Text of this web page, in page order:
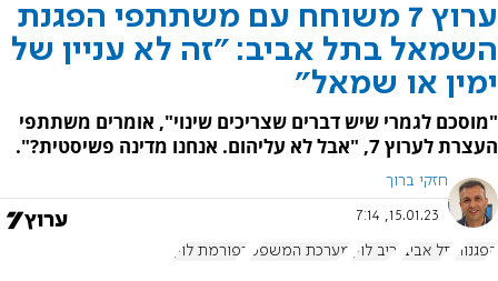
ערוץ 7 משוחח עם משתתפי הפגנת
השמאל בתל אביב: "זה לא עניין של
ימין או שמאל"
"מוסכם לגמרי שיש דברים שצריכים שינוי", אומרים משתתפי
העצרת לערוץ 7, "אבל לא עליהום. אנחנו מדינה פשיסטית?".
חזקי ברוך
15.01.23, 7:14
הפגנות תל אביב יריב לוין מערכת המשפט רפורמת לוין